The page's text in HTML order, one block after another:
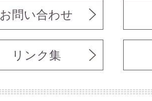
お問い合わせ
リンク集